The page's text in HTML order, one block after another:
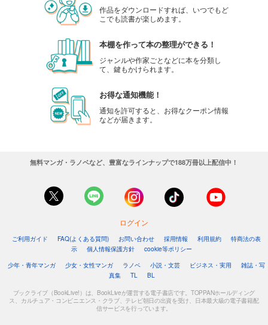
作品をダウンロードすれば、いつでもど
こでも読書が楽しめます。
本棚を作って本の整理ができる！
ジャンルや作家ごとなどに本を分類し
て、鍵もかけられます。
お得な通知機能！
通知を許可すると、お得なクーポン情報
などが届きます。
無料マンガ・ラノベなど、豊富なラインナップで188万冊以上配信中！
ログイン
ご利用ガイド FAQ(よくある質問) お問い合わせ 採用情報 利用規約
特商法の表
示
個人情報保護方針
cookie等ポリシー
少年・青年マンガ
少女・女性マンガ ラノベ 小説・文芸 ビジネス・実用
雑誌・写
真集
TL BL
ブックライブ（BookLive!）は、BookLiveが運営する電子書店です。TOPPANホールディング
ス、カルチュア・コンビニエンス・クラブ、テレビ朝日の出資を受け、日本最大級の電子書籍配
信サービスを行っています。